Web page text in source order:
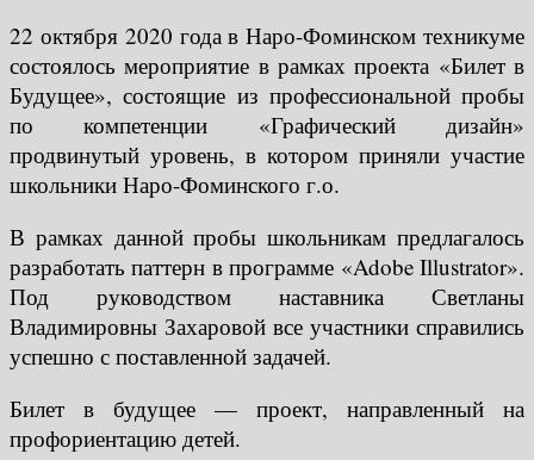
22 октября 2020 года в Наро-Фоминском техникуме
состоялось мероприятие в рамках проекта «Билет в
Будущее», состоящие из профессиональной пробы
по компетенции «Графический дизайн»
продвинутый уровень, в котором приняли участие
школьники Наро-Фоминского г.о.
В рамках данной пробы школьникам предлагалось
разработать паттерн в программе «Adobe Illustrator».
Под руководством наставника Светланы
Владимировны Захаровой все участники справились
успешно с поставленной задачей.
Билет в будущее — проект, направленный на
профориентацию детей.